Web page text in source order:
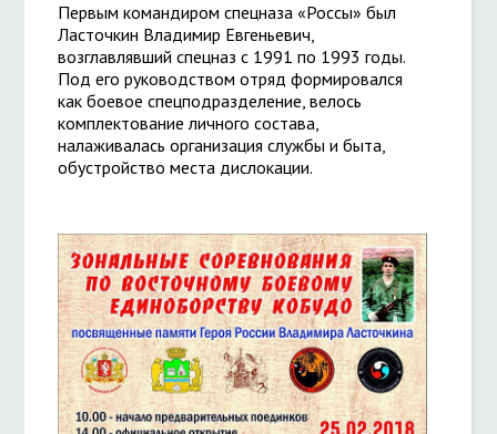
Первым командиром спецназа «Россы» был
Ласточкин Владимир Евгеньевич,
возглавлявший спецназ с 1991 по 1993 годы.
Под его руководством отряд формировался
как боевое спецподразделение, велось
комплектование личного состава,
налаживалась организация службы и быта,
обустройство места дислокации.